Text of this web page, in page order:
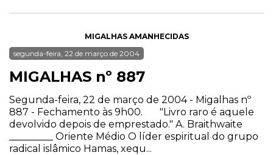
MIGALHAS AMANHECIDAS
segunda-feira, 22 de março de 2004
MIGALHAS nº 887
Segunda-feira, 22 de março de 2004 - Migalhas nº
887 - Fechamento às 9h00. "Livro raro é aquele
devolvido depois de emprestado." A. Braithwaite
_________ Oriente Médio O líder espiritual do grupo
radical islâmico Hamas, xequ...